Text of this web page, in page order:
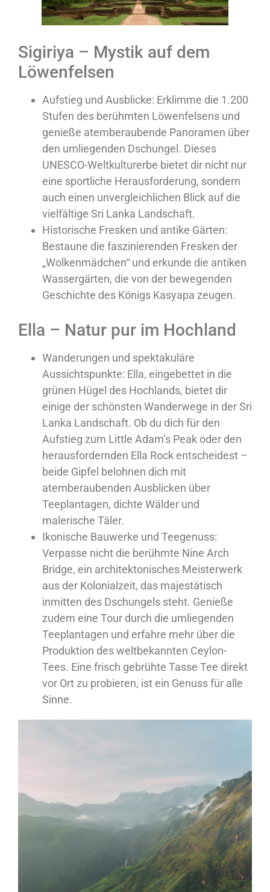
Sigiriya – Mystik auf dem
Löwenfelsen
Aufstieg und Ausblicke: Erklimme die 1.200
Stufen des berühmten Löwenfelsens und
genieße atemberaubende Panoramen über
den umliegenden Dschungel. Dieses
UNESCO-Weltkulturerbe bietet dir nicht nur
eine sportliche Herausforderung, sondern
auch einen unvergleichlichen Blick auf die
vielfältige Sri Lanka Landschaft.
Historische Fresken und antike Gärten:
Bestaune die faszinierenden Fresken der
„Wolkenmädchen“ und erkunde die antiken
Wassergärten, die von der bewegenden
Geschichte des Königs Kasyapa zeugen.
Ella – Natur pur im Hochland
Wanderungen und spektakuläre
Aussichtspunkte: Ella, eingebettet in die
grünen Hügel des Hochlands, bietet dir
einige der schönsten Wanderwege in der Sri
Lanka Landschaft. Ob du dich für den
Aufstieg zum Little Adam’s Peak oder den
herausfordernden Ella Rock entscheidest –
beide Gipfel belohnen dich mit
atemberaubenden Ausblicken über
Teeplantagen, dichte Wälder und
malerische Täler.
Ikonische Bauwerke und Teegenuss:
Verpasse nicht die berühmte Nine Arch
Bridge, ein architektonisches Meisterwerk
aus der Kolonialzeit, das majestätisch
inmitten des Dschungels steht. Genieße
zudem eine Tour durch die umliegenden
Teeplantagen und erfahre mehr über die
Produktion des weltbekannten Ceylon-
Tees. Eine frisch gebrühte Tasse Tee direkt
vor Ort zu probieren, ist ein Genuss für alle
Sinne.